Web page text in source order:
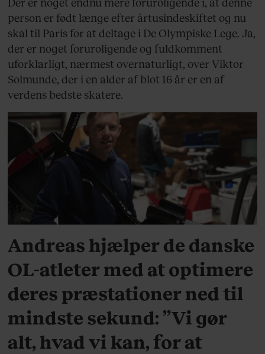
person er født længe efter årtusindeskiftet og nu
skal til Paris for at deltage i De Olympiske Lege. Ja,
der er noget foruroligende og fuldkomment
uforklarligt, nærmest overnaturligt, over Viktor
Solmunde, der i en alder af blot 16 år er en af
verdens bedste skatere.
SPORT
Andreas hjælper de danske
OL-atleter med at optimere
deres præstationer ned til
mindste sekund: ”Vi gør
alt, hvad vi kan, for at